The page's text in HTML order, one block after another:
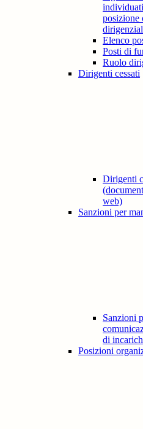
posizione
Elenco
Posti di
Ruolo
Dirigenti cessati
Dirigenti
web)
Sanzioni per
Sanzioni
di
Posizioni